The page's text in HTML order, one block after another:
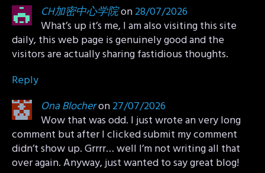
CH加密中心学院on28/07/2026
What’s up it’s me, I am also visiting this site
daily, this web page is genuinely good and the
visitors are actually sharing fastidious thoughts.
Reply
Ona Blocheron27/07/2026
Wow that was odd. I just wrote an very long
comment but after I clicked submit my comment
didn’t show up. Grrrr… well I’m not writing all that
over again. Anyway, just wanted to say great blog!